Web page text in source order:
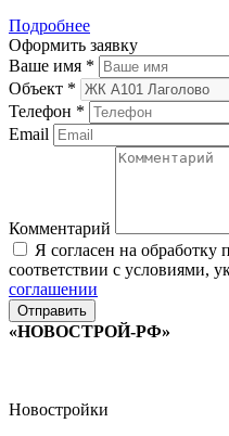
Подробнее
Оформить заявку
Ваше имя *
Объект *
Телефон *
Email
Комментарий
Я согласен на
соответствии с условиями,
соглашении
«НОВОСТРОЙ-РФ»
Новостройки